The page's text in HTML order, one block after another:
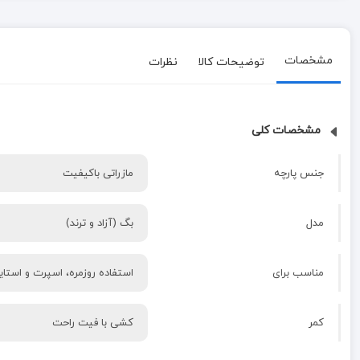
مشخصات توضیحات کالا نظرات
مشخصات کلی
جنس پارچه مازراتی باکیفیت
مدل بگ (آزاد و ترند)
مناسب برای استفاده روزمره، اسپرت و
کمر کشی با فیت راحت